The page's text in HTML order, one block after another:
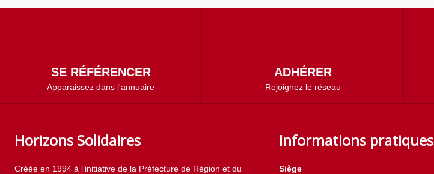
SE RÉFÉRENCER
Apparaissez dans l'annuaire
ADHÉRER
Rejoignez le réseau
Horizons Solidaires
Créée en 1994 à l’initiative de la Préfecture de Région et du
Informations pratiques
Siège